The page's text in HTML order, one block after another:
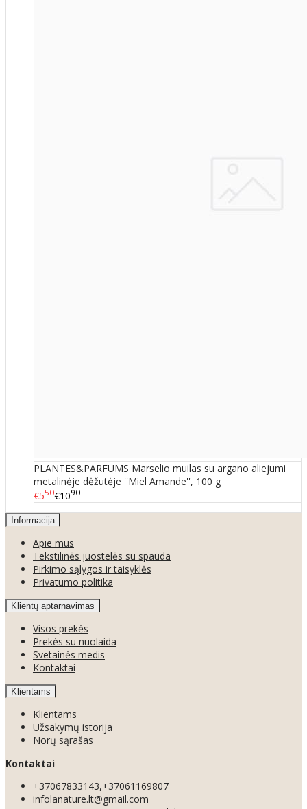
PLANTES&PARFUMS Marselio muilas su argano aliejumi
metalinėje dėžutėje ''Miel Amande'', 100 g
€550€1090
Informacija
Apie mus
Tekstilinės juostelės su spauda
Pirkimo sąlygos ir taisyklės
Privatumo politika
Klientų aptarnavimas
Visos prekės
Prekės su nuolaida
Svetainės medis
Kontaktai
Klientams
Klientams
Užsakymų istorija
Norų sąrašas
Kontaktai
+37067833143,+37061169807
infolanature.lt@gmail.com